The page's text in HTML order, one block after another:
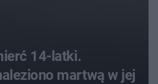
14-latki.
martwą w jej